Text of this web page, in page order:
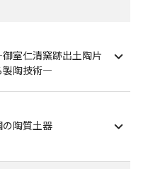
室仁清窯跡出土陶片
製陶技術―
陶質土器